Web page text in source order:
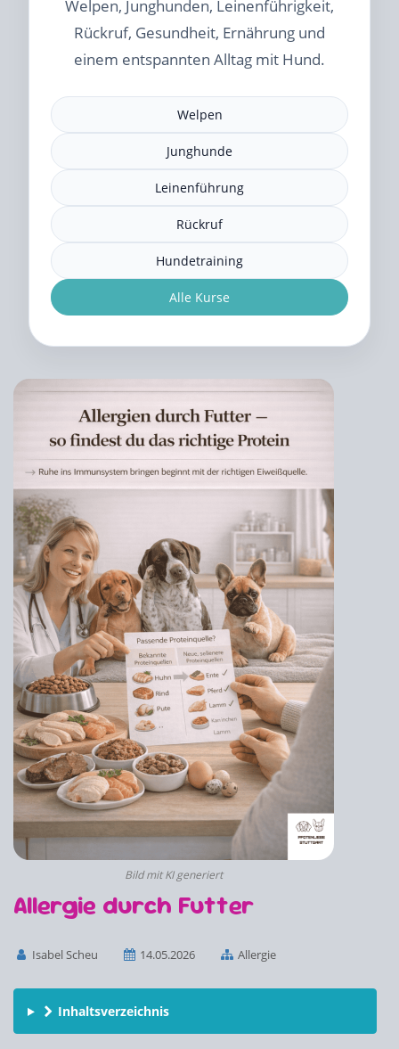
Welpen, Junghunden, Leinenführigkeit,
Rückruf, Gesundheit, Ernährung und
einem entspannten Alltag mit Hund.
Welpen
Junghunde
Leinenführung
Rückruf
Hundetraining
Alle Kurse
Bild mit KI generiert
Allergie durch Futter
Isabel Scheu 14.05.2026 Allergie
Inhaltsverzeichnis